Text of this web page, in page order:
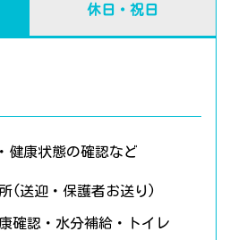
休日・祝日
健康状態の確認など
(送迎・保護者お送り)
確認・水分補給・トイレ